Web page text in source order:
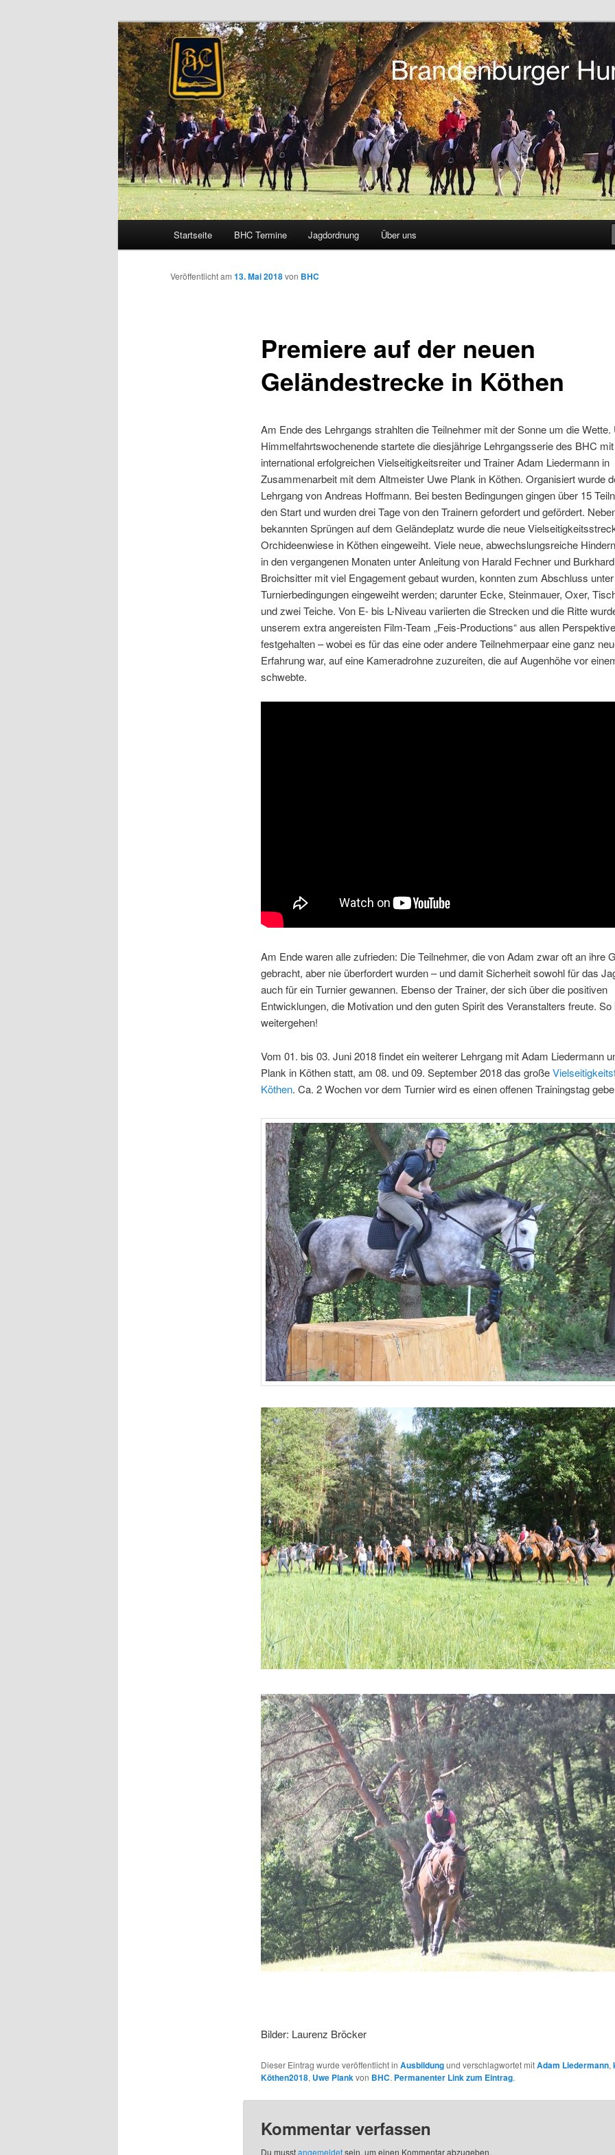
Brandenburger Hunting Club
Schleppjagden und Vielseitigkeitsreiten in Berlin und Brandenburg
Startseite BHC Termine Jagdordnung Über uns
Premiere auf der neuen
Geländestrecke in Köthen
Veröffentlicht am 13. Mai 2018von BHC
Am Ende des Lehrgangs strahlten die Teilnehmer mit der Sonne um die Wette.
Himmelfahrtswochenende startete die diesjährige Lehrgangsserie des BHC
international erfolgreichen Vielseitigkeitsreiter und Trainer Adam Liedermann in
Zusammenarbeit mit dem Altmeister Uwe Plank in Köthen. Organisiert wurde
Lehrgang von Andreas Hoffmann. Bei besten Bedingungen gingen über 15
den Start und wurden drei Tage von den Trainern gefordert und gefördert.
bekannten Sprüngen auf dem Geländeplatz wurde die neue
Orchideenwiese in Köthen eingeweiht. Viele neue, abwechslungsreiche
in den vergangenen Monaten unter Anleitung von Harald Fechner und
Broichsitter mit viel Engagement gebaut wurden, konnten zum Abschluss unter
Turnierbedingungen eingeweiht werden; darunter Ecke, Steinmauer, Oxer,
und zwei Teiche. Von E- bis L-Niveau variierten die Strecken und die Ritte
unserem extra angereisten Film-Team „Feis-Productions“ aus allen
festgehalten – wobei es für das eine oder andere Teilnehmerpaar eine ganz
Erfahrung war, auf eine Kameradrohne zuzureiten, die auf Augenhöhe vor
schwebte.
Am Ende waren alle zufrieden: Die Teilnehmer, die von Adam zwar oft an ihre
gebracht, aber nie überfordert wurden – und damit Sicherheit sowohl für das
auch für ein Turnier gewannen. Ebenso der Trainer, der sich über die positiven
Entwicklungen, die Motivation und den guten Spirit des Veranstalters freute. So
weitergehen!
Vom 01. bis 03. Juni 2018 findet ein weiterer Lehrgang mit Adam Liedermann
Plank in Köthen statt, am 08. und 09. September 2018 das große
Köthen. Ca. 2 Wochen vor dem Turnier wird es einen offenen Trainingstag
Bilder: Laurenz Bröcker
Dieser Eintrag wurde veröffentlicht in Ausbildungund verschlagwortet mitAdam Liedermann,
Köthen2018, Uwe Plankvon BHC. Permanenter Link zum Eintrag.
Kommentar verfassen
Du musstangemeldetsein, um einen Kommentar abzugeben.